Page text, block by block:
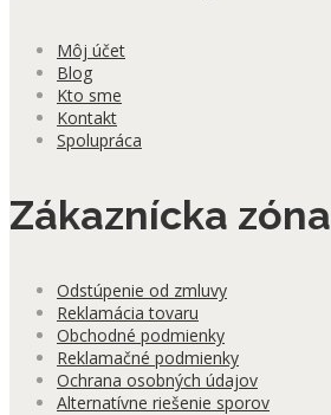
Môj účet
Blog
Kto sme
Kontakt
Spolupráca
Zákaznícka zóna
Odstúpenie od zmluvy
Reklamácia tovaru
Obchodné podmienky
Reklamačné podmienky
Ochrana osobných údajov
Alternatívne riešenie sporov